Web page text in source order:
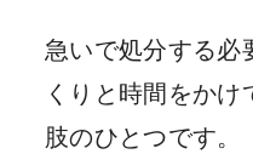
急いで処分する必
くりと時間をか
肢のひとつです。